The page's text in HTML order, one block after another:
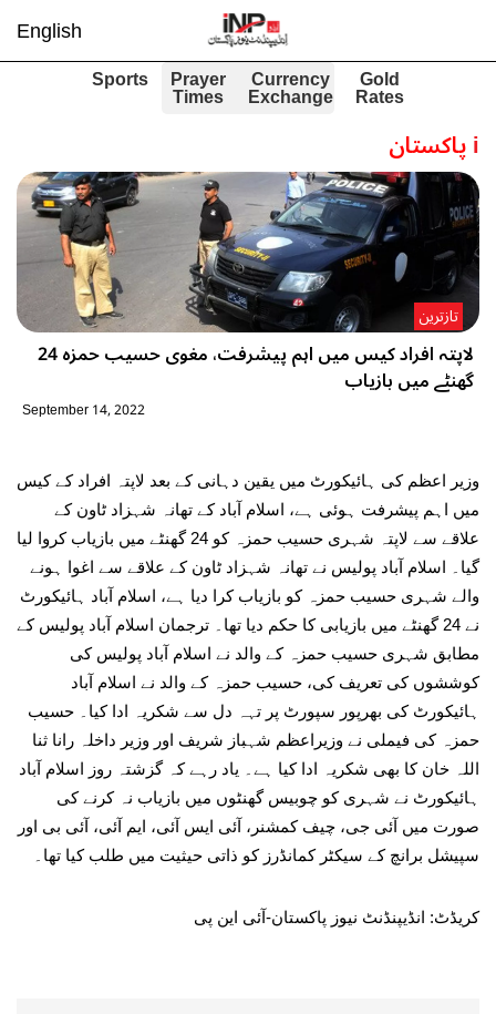
English
Gold
Rates
Currency
Exchange
Prayer
Times
Sports
iپاکستان
لاپتہ افراد کیس میں اہم پیشرفت، مغوی حسیب حمزہ 24
گھنٹے میں بازیاب
تازترین
September 14, 2022
وزیر اعظم کی ہائیکورٹ میں یقین دہانی کے بعد لاپتہ افراد کے کیس
میں اہم پیشرفت ہوئی ہے، اسلام آباد کے تھانہ شہزاد ٹاون کے
علاقے سے لاپتہ شہری حسیب حمزہ کو 24 گھنٹے میں بازیاب کروا لیا
گیا۔ اسلام آباد پولیس نے تھانہ شہزاد ٹاون کے علاقے سے اغوا ہونے
والے شہری حسیب حمزہ کو بازیاب کرا دیا ہے، اسلام آباد ہائیکورٹ
نے 24 گھنٹے میں بازیابی کا حکم دیا تھا۔ ترجمان اسلام آباد پولیس کے
مطابق شہری حسیب حمزہ کے والد نے اسلام آباد پولیس کی
کوششوں کی تعریف کی، حسیب حمزہ کے والد نے اسلام آباد
ہائیکورٹ کی بھرپور سپورٹ پر تہہ دل سے شکریہ ادا کیا۔ حسیب
حمزہ کی فیملی نے وزیراعظم شہباز شریف اور وزیر داخلہ رانا ثنا
اللہ خان کا بھی شکریہ ادا کیا ہے۔ یاد رہے کہ گزشتہ روز اسلام آباد
ہائیکورٹ نے شہری کو چوبیس گھنٹوں میں بازیاب نہ کرنے کی
صورت میں آئی جی، چیف کمشنر، آئی ایس آئی، ایم آئی، آئی بی اور
سپیشل برانچ کے سیکٹر کمانڈرز کو ذاتی حیثیت میں طلب کیا تھا۔
کریڈٹ: انڈیپنڈنٹ نیوز پاکستان-آئی این پی